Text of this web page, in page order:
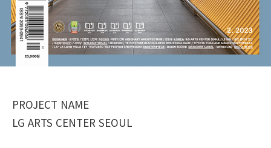
PROJECT NAME
LG ARTS CENTER SEOUL